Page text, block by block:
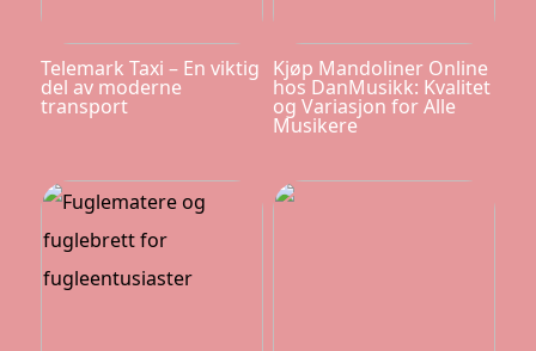
Telemark Taxi – En viktig
del av moderne
transport
Kjøp Mandoliner Online
hos DanMusikk: Kvalitet
og Variasjon for Alle
Musikere